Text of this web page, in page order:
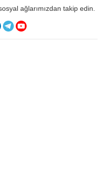
ağlarımızdan takip edin.